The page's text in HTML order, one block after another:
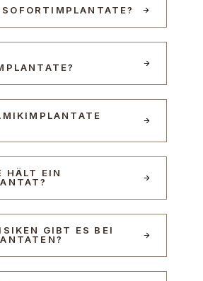
HÄLT EIN
GIBT ES BEI